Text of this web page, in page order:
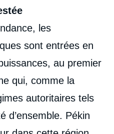
les
sont entrées en
au premier
qui, comme la
autoritaires tels
d’ensemble. Pékin